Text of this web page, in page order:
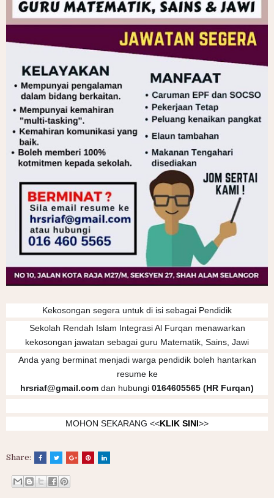
Kekosongan segera untuk di isi sebagai Pendidik
Sekolah Rendah Islam Integrasi Al Furqan menawarkan
kekosongan jawatan sebagai guru Matematik, Sains, Jawi
Anda yang berminat menjadi warga pendidik boleh hantarkan
resume ke
hrsriaf@gmail.com dan hubungi 0164605565 (HR Furqan)
MOHON SEKARANG <<KLIK SINI>>
Share: